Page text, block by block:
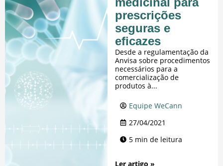
prescrições
seguras e
eficazes
Desde a regulamentação da
Anvisa sobre procedimentos
necessários para a
comercialização de
produtos à...
Equipe WeCann
27/04/2021
5 min de leitura
Ler artigo »